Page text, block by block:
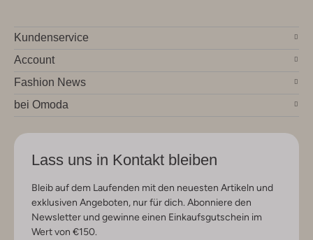
Kundenservice
Account
Fashion News
bei Omoda
Lass uns in Kontakt bleiben
Bleib auf dem Laufenden mit den neuesten Artikeln und
exklusiven Angeboten, nur für dich. Abonniere den
Newsletter und gewinne einen Einkaufsgutschein im
Wert von €150.